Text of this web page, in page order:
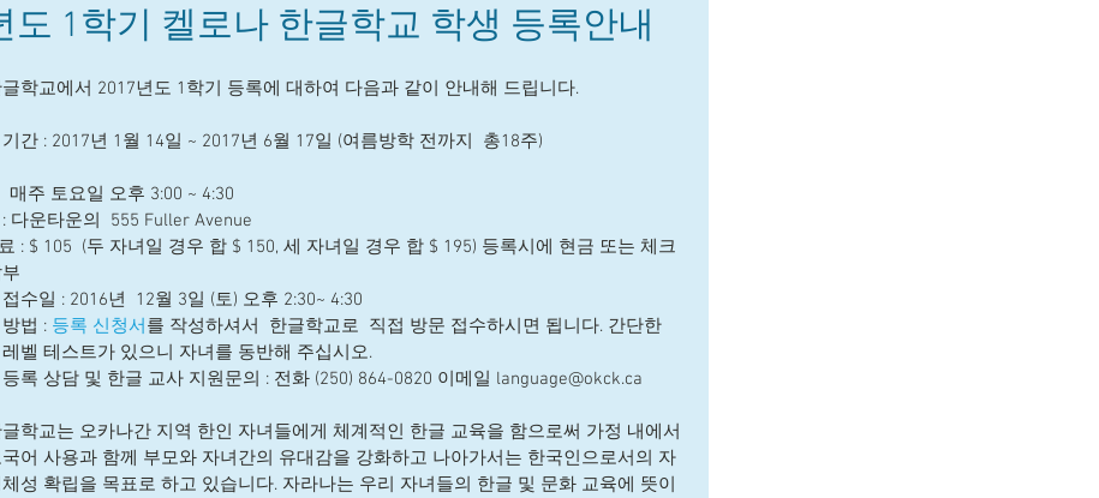
도 1학기 켈로나 한글학교 학생 등록안내
학교에서 2017년도 1학기 등록에 대하여 다음과 같이 안내해 드립니다.
간 : 2017년 1월 14일 ~ 2017년 6월 17일 (여름방학 전까지  총18주)
	매주 토요일 오후 3:00 ~ 4:30
다운타운의  555 Fuller Avenue
: $ 105  (두 자녀일 경우 합 $ 150, 세 자녀일 경우 합 $ 195) 등록시에 현금 또는 체크
수일 : 2016년  12월 3일 (토) 오후 2:30~ 4:30
법 : 등록 신청서 를 작성하셔서  한글학교로  직접 방문 접수하시면 됩니다. 간단한
벨 테스트가 있으니 자녀를 동반해 주십시오.
록 상담 및 한글 교사 지원문의 : 전화 (250) 864-0820 이메일 language@okck.ca
학교는 오카나간 지역 한인 자녀들에게 체계적인 한글 교육을 함으로써 가정 내에서
어 사용과 함께 부모와 자녀간의 유대감을 강화하고 나아가서는 한국인으로서의 자
성 확립을 목표로 하고 있습니다. 자라나는 우리 자녀들의 한글 및 문화 교육에 뜻이